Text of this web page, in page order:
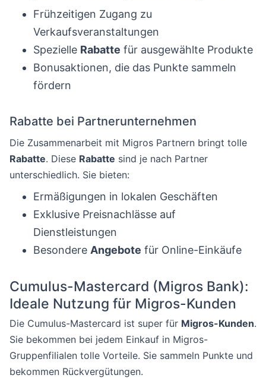
Frühzeitigen Zugang zu
Verkaufsveranstaltungen
Spezielle Rabatte für ausgewählte Produkte
Bonusaktionen, die das Punkte sammeln
fördern
Rabatte bei Partnerunternehmen
Die Zusammenarbeit mit Migros Partnern bringt tolle
Rabatte. Diese Rabatte sind je nach Partner
unterschiedlich. Sie bieten:
Ermäßigungen in lokalen Geschäften
Exklusive Preisnachlässe auf
Dienstleistungen
Besondere Angebote für Online-Einkäufe
Cumulus-Mastercard (Migros Bank):
Ideale Nutzung für Migros-Kunden
Die Cumulus-Mastercard ist super für Migros-Kunden.
Sie bekommen bei jedem Einkauf in Migros-
Gruppenfilialen tolle Vorteile. Sie sammeln Punkte und
bekommen Rückvergütungen.